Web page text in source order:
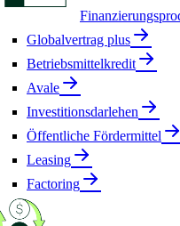
Globalvertrag plus
Betriebsmittelkredit
Avale
Investitionsdarlehen
Öffentliche Fördermittel
Leasing
Factoring